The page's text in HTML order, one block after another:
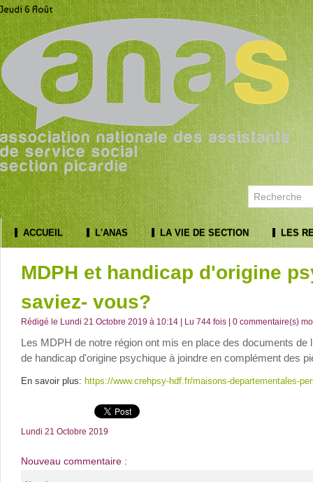
Jeudi 6 Août
ACCUEIL L'ANAS LA VIE DE SECTION LES
MDPH et handicap d'origine
saviez- vous?
Rédigé le Lundi 21 Octobre 2019 à 10:14 | Lu 744 fois |0 commentaire(s)
Les MDPH de notre région ont mis en place des documents de
de handicap d'origine psychique à joindre en complément des
En savoir plus: https://www.crehpsy-hdf.fr/maisons-departementales-
Lundi 21 Octobre 2019
Nouveau commentaire :